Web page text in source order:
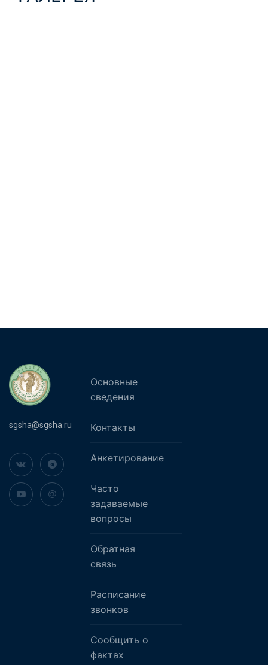
sgsha@sgsha.ru
Основные
сведения
Контакты
Анкетирование
Часто
задаваемые
вопросы
Обратная
связь
Расписание
звонков
Сообщить о
фактах